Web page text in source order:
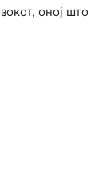
оној што